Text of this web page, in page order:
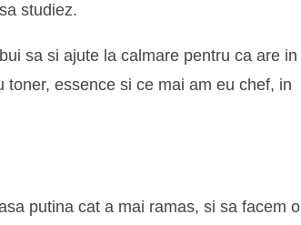
studiez.
sa si ajute la calmare pentru ca are in
essence si ce mai am eu chef, in
putina cat a mai ramas, si sa facem o